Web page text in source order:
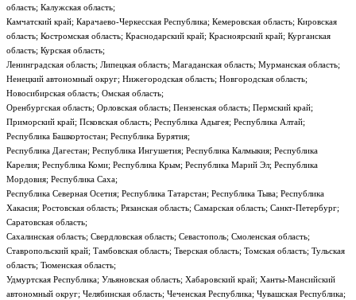
область; Калужская область;
Камчатский край; Карачаево-Черкесская Республика; Кемеровская область; Кировская
область; Костромская область; Краснодарский край; Красноярский край; Курганская
область; Курская область;
Ленинградская область; Липецкая область; Магаданская область; Мурманская область;
Ненецкий автономный округ; Нижегородская область; Новгородская область;
Новосибирская область; Омская область;
Оренбургская область; Орловская область; Пензенская область; Пермский край;
Приморский край; Псковская область; Республика Адыгея; Республика Алтай;
Республика Башкортостан; Республика Бурятия;
Республика Дагестан; Республика Ингушетия; Республика Калмыкия; Республика
Карелия; Республика Коми; Республика Крым; Республика Марий Эл; Республика
Мордовия; Республика Саха;
Республика Северная Осетия; Республика Татарстан; Республика Тыва; Республика
Хакасия; Ростовская область; Рязанская область; Самарская область; Санкт-Петербург;
Саратовская область;
Сахалинская область; Свердловская область; Севастополь; Смоленская область;
Ставропольский край; Тамбовская область; Тверская область; Томская область; Тульская
область; Тюменская область;
Удмуртская Республика; Ульяновская область; Хабаровский край; Ханты-Мансийский
автономный округ; Челябинская область; Чеченская Республика; Чувашская Республика;